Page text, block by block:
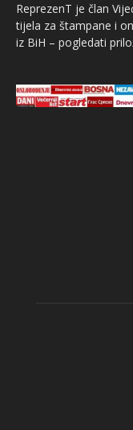
ReprezenT je član
tijela za štampane i
iz BiH – pogledati